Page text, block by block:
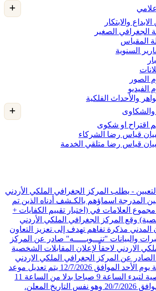
والابتكار
الجغرافي الصغير
المقياس
السنوية
الصور
الفيديو
والأحداث الفلكية
والشكاوى
اقتراح او شكوى
قياس رضا الشركاء
قياس رضا متلقي الخدمة
- يطلب المركز الجغرافي الملكي الأردني
المدرجة اسماؤهم بالكـشف أدناه الذين تم
العلامات في (اختبار تقييم الكفايات +
وقع المركز الجغرافي الملكي الأردني
المدني مذكرة تفاهم تهدف إلى تعزيز التعاون
والبيانات "تنـــويـــــه" صادر عن المركز
الاردني لاحقاً لإعلان المقابلات الشخصية
عن المركز الجغرافي الملكي الاردني
على صفحته الرسمية يوم الأحد الموافق 12/7/2026 يتم تعديل موعد
بدء المقابلات الشخصية لتبدء الساعة 9 صباحا بدلا من الساعة 11
المعلن.